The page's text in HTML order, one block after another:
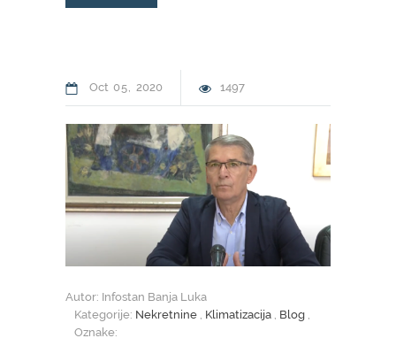
Oct 05 2020 1497
Autor: Infostan Banja Luka
Kategorije: Nekretnine Klimatizacija Blog
Oznake: